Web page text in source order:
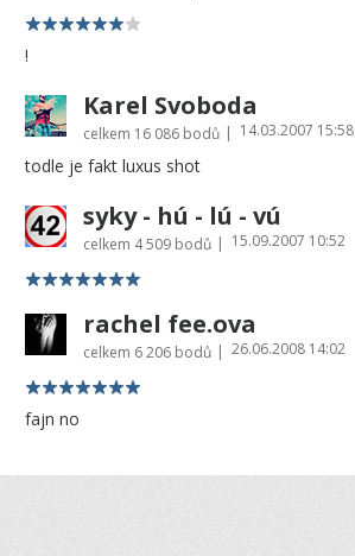
!
Karel Svoboda
celkem 16 086 bodů | 14.03.2007 15:58
todle je fakt luxus shot
syky - hú - lú - vú
celkem 4 509 bodů | 15.09.2007 10:52
rachel fee.ova
celkem 6 206 bodů | 26.06.2008 14:02
fajn no